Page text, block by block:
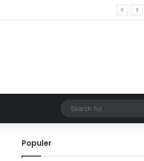
Populer